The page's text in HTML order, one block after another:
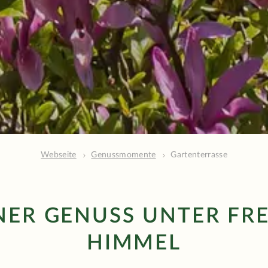
Webseite Genussmomente Gartenterrasse
GENUSS UNTER
HIMMEL